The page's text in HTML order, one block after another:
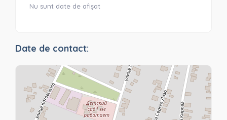
Nu sunt date de afișat
Date de contact: